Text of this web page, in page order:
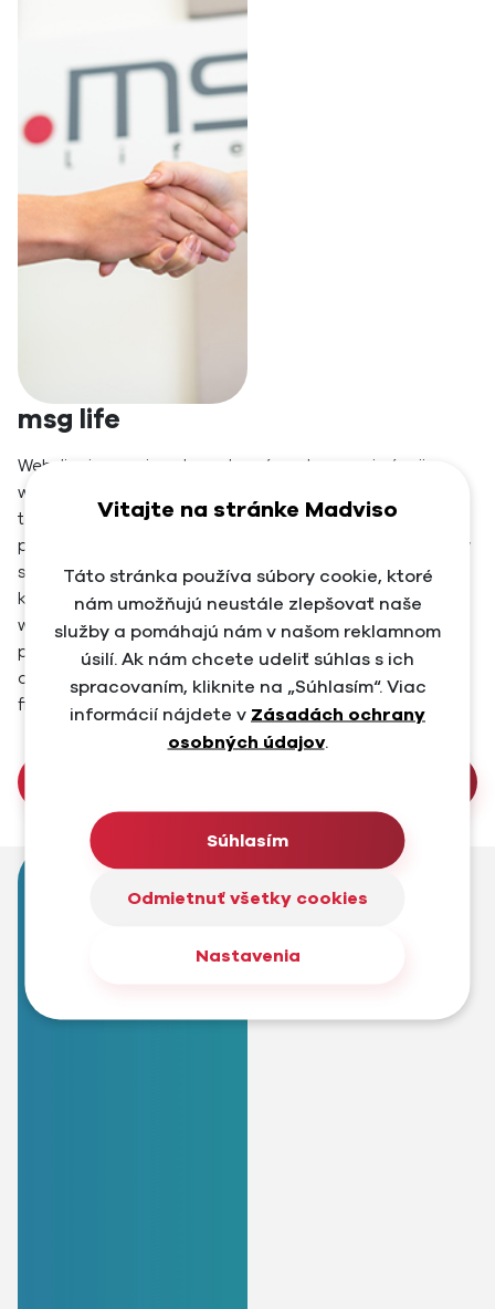
msg life
Webdizajn na mieru, komplexná podpora pri vývoji
webových riešení a návrhov pre zlepšenie SEO, funkcií,
technických a obsahových riešení pre web. Komplexná
podpora v oblasti UX/UI a správy reklamných kampaní v
spolupráci s interným tímom. Cieľom bolo v
konkurenčnom IT prostredí pripraviť funkčné
webstránky vo viacerých jazykych a pravidelne
pomáhať získavať kvalifikovaé leady na základe dát od
odborníkov, ktorí boli do procesu zapojení či interne z
firmy alebo externe.
Vitajte na stránke Madviso
Táto stránka používa súbory cookie, ktoré
nám umožňujú neustále zlepšovať naše
služby a pomáhajú nám v našom reklamnom
úsilí. Ak nám chcete udeliť súhlas s ich
spracovaním, kliknite na „Súhlasím“. Viac
informácií nájdete vZásadách ochrany
osobných údajov.
Súhlasím
Odmietnuť všetky cookies
Nastavenia